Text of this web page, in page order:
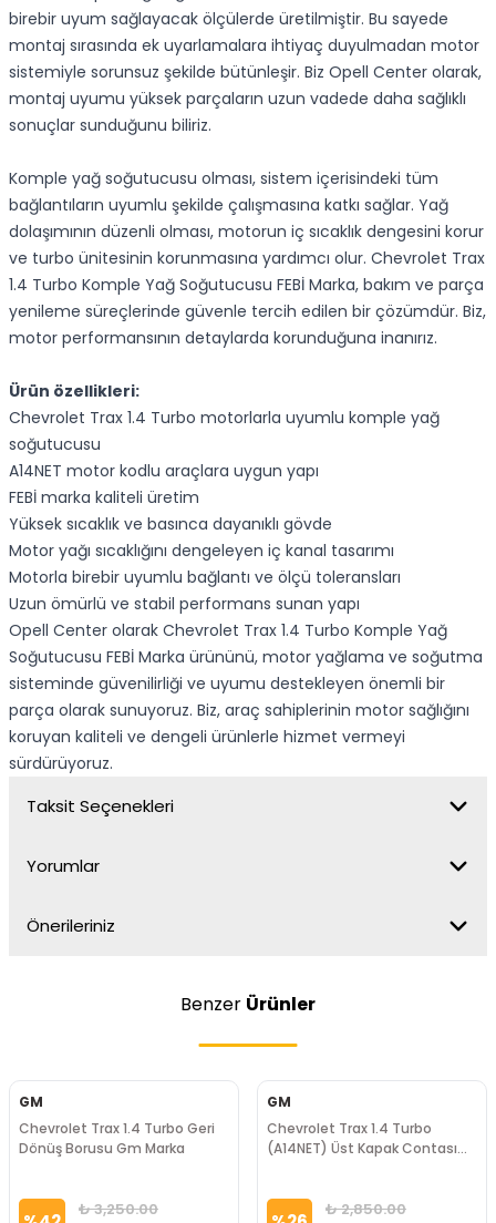
birebir uyum sağlayacak ölçülerde üretilmiştir. Bu sayede
montaj sırasında ek uyarlamalara ihtiyaç duyulmadan motor
sistemiyle sorunsuz şekilde bütünleşir. Biz Opell Center olarak,
montaj uyumu yüksek parçaların uzun vadede daha sağlıklı
sonuçlar sunduğunu biliriz.
Komple yağ soğutucusu olması, sistem içerisindeki tüm
bağlantıların uyumlu şekilde çalışmasına katkı sağlar. Yağ
dolaşımının düzenli olması, motorun iç sıcaklık dengesini korur
ve turbo ünitesinin korunmasına yardımcı olur. Chevrolet Trax
1.4 Turbo Komple Yağ Soğutucusu FEBİ Marka, bakım ve parça
yenileme süreçlerinde güvenle tercih edilen bir çözümdür. Biz,
motor performansının detaylarda korunduğuna inanırız.
Ürün özellikleri:
Chevrolet Trax 1.4 Turbo motorlarla uyumlu komple yağ
soğutucusu
A14NET motor kodlu araçlara uygun yapı
FEBİ marka kaliteli üretim
Yüksek sıcaklık ve basınca dayanıklı gövde
Motor yağı sıcaklığını dengeleyen iç kanal tasarımı
Motorla birebir uyumlu bağlantı ve ölçü toleransları
Uzun ömürlü ve stabil performans sunan yapı
Opell Center olarak Chevrolet Trax 1.4 Turbo Komple Yağ
Soğutucusu FEBİ Marka ürününü, motor yağlama ve soğutma
sisteminde güvenilirliği ve uyumu destekleyen önemli bir
parça olarak sunuyoruz. Biz, araç sahiplerinin motor sağlığını
koruyan kaliteli ve dengeli ürünlerle hizmet vermeyi
sürdürüyoruz.
Taksit Seçenekleri
Yorumlar
Önerileriniz
Benzer Ürünler
GM
Chevrolet Trax 1.4 Turbo Geri
Dönüş Borusu Gm Marka
₺ 3,250.00
GM
Chevrolet Trax 1.4 Turbo
(A14NET) Üst Kapak Contası
₺ 2,850.00